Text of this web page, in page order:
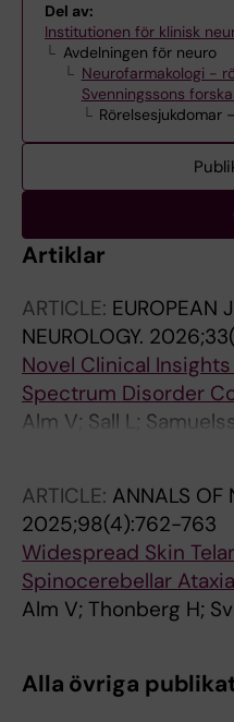
Del av:
Institutionen för klinisk
Avdelningen för neuro
Neurofarmakologi -
Svenningssons
Rörelsesjukdomar
Artiklar
ARTICLE: EUROPEAN
NEUROLOGY.
Novel Clinical Insights
Spectrum Disorder
Alm V; Sall L;
Arnardottir S;
Verrecchia L; Paucar
ARTICLE: ANNALS OF
2025;98(4):762-763
Widespread Skin
Spinocerebellar
Alm V; Thonberg H;
Alla övriga